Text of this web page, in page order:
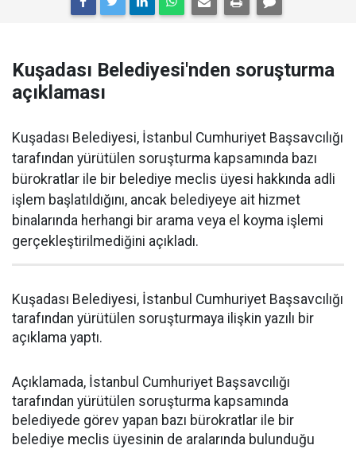
Kuşadası Belediyesi'nden soruşturma
açıklaması
Kuşadası Belediyesi, İstanbul Cumhuriyet Başsavcılığı
tarafından yürütülen soruşturma kapsamında bazı
bürokratlar ile bir belediye meclis üyesi hakkında adli
işlem başlatıldığını, ancak belediyeye ait hizmet
binalarında herhangi bir arama veya el koyma işlemi
gerçekleştirilmediğini açıkladı.
Kuşadası Belediyesi, İstanbul Cumhuriyet Başsavcılığı
tarafından yürütülen soruşturmaya ilişkin yazılı bir
açıklama yaptı.
Açıklamada, İstanbul Cumhuriyet Başsavcılığı
tarafından yürütülen soruşturma kapsamında
belediyede görev yapan bazı bürokratlar ile bir
belediye meclis üyesinin de aralarında bulunduğu